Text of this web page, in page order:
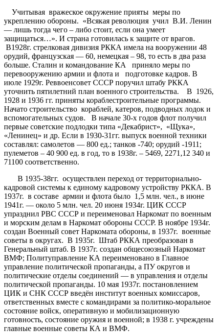
Учитывая вражеское окружение прияты меры по
укреплению обороны. «Всякая революция учил В.И. Ленин
— лишь тогда чего – либо стоит, если она умеет
защищаться…». И страна готовилась к защите от врагов.
В1928г. стрелковая дивизия РККА имела на вооружении 48
орудий, французская — 60, немецкая – 98, то есть в два раза
больше. Сталин и командование КА приняло меры по
перевооружению армии и флота и подготовке кадров. В
июле 1929г. Реввоенсовет СССР поручил штабу РККА
уточнить пятилетний план военного строительства. В 1926,
1928 и 1936 гг. приняты кораблестроительные программы.
Начато строительство кораблей, катеров, подводных лодок и
вспомогательных судов. В начале 30-х годов флот получил
первые советские подлодки типа «Декабрист», «Щука»,
«Ленинец» и др. Если в 1930-31гг. выпуск военной техники
составлял: самолетов — 800 ед.; танков -740; орудий -1911;
пулеметов – 40 900 ед. в год, то в 1938г. – 5469, 2271,12 340 и
71100 соответственно.
В 1935-38гг. осуществлен переход от территориально-
кадровой системы к единому кадровому устройству РККА. В
1937г. в составе армии и флота было 1,5 млн. чел., в июне
1941г. — около 5 млн. чел. 20 июня 1934г. ЦИК СССР
упразднил РВС СССР и переименовал Наркомат по военным
и морским делам в Наркомат обороны СССР. В ноябре 1934г.
создан Военный совет Наркомата обороны, в 1937г. военные
советы в округах. В 1935г. Штаб РККА преобразован в
Генеральный штаб. В 1937г. создан общесоюзный Наркомат
ВМФ; Политуправление КА переименовано в Главное
управление политической пропаганды, а ПУ округов и
политические отделы соединений — в управления и отделы
политической пропаганды. 10 мая 1937г. постановлением
ЦИК и СНК СССР введён институт военных комиссаров,
ответственных вместе с командирами за политико-моральное
состояние войск, оперативную и мобилизационную
готовность, состояние оружия и военной; в 1938 г. учреждены
главные военные советы КА и ВМФ.